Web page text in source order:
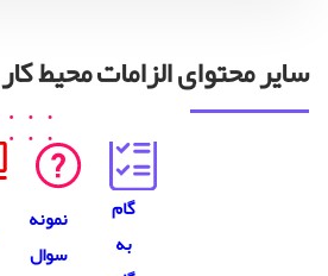
سایر محتوای الزامات محیط کار
گام
به
نمونه
سوال